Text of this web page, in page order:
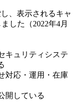
、表示されるキャ
した（2022年4月
キュリティシステ
対応・運用・在庫
開している